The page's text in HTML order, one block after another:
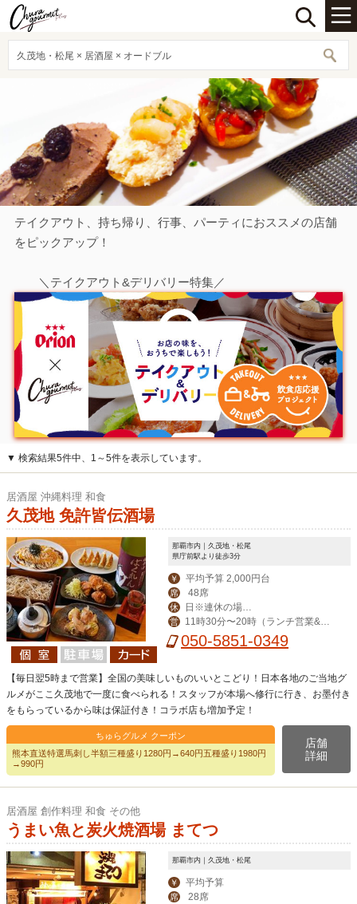
久茂地・松尾 × 居酒屋 × オードブル
テイクアウト、持ち帰り、行事、パーティにおススメの店舗
をピックアップ！
＼テイクアウト&デリバリー特集／
▼ 検索結果5件中、1～5件を表示しています。
居酒屋 沖縄料理 和食
久茂地 免許皆伝酒場
那覇市内｜久茂地・松尾
県庁前駅より徒歩3分
￥ 平均予算 2,000円台
席 48席
休
は翌日
営
11時30分〜20時（ランチ営業&昼
飲み対応）
050-5851-0349
【毎日翌5時まで営業】全国の美味しいものいいとこどり！日本各地のご当地グ
ルメがここ久茂地で一度に食べられる！スタッフが本場へ修行に行き、お墨付き
をもらっているから味は保証付き！コラボ店も増加予定！
ちゅらグルメ クーポン
熊本直送特選馬刺し半額三種盛り1280円→640円五種盛り1980円
→990円
店舗
詳細
居酒屋 創作料理 和食 その他
うまい魚と炭火焼酒場 まてつ
那覇市内｜久茂地・松尾
￥ 平均予算
席 28席